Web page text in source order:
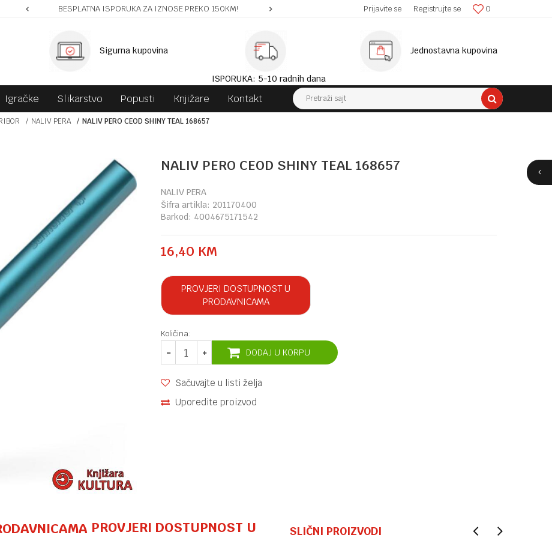
BESPLATNA ISPORUKA ZA IZNOSE PREKO 150KM! SIGURNA ISPORUKA! 0
Prijavite se Registrujte se
Sigurna kupovina
ISPORUKA: 5-10 radnih dana
Jednostavna kupovina
Igračke Slikarstvo Popusti Knjižare Kontakt Pretraži sajt
NALIV PERA NALIV PERO CEOD SHINY TEAL 168657
NALIV PERO CEOD SHINY TEAL 168657
NALIV PERA
Šifra artikla: 201170400
Barkod: 4004675171542
16,40 KM
PROVJERI DOSTUPNOST U
PRODAVNICAMA
Količina:
DODAJ U KORPU
Sačuvajte u listi želja
Uporedite proizvod
PROVJERI DOSTUPNOST U
SLIČNI PROIZVODI